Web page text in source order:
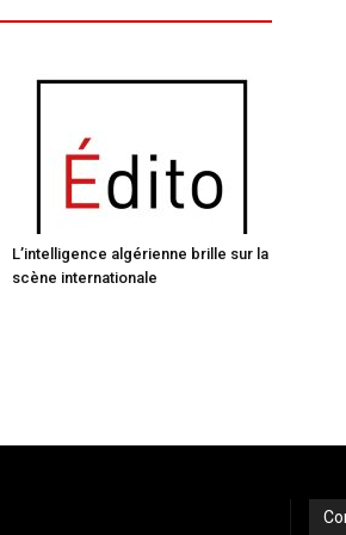
L’intelligence algérienne brille sur la
scène internationale